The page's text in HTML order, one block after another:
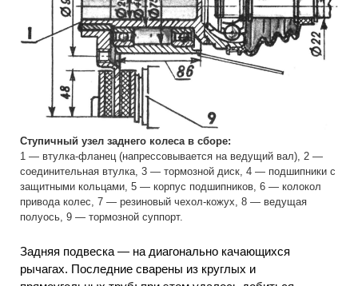
Ступичный узел заднего колеса в сборе:
1 — втулка-фланец (напрессовывается на ведущий вал), 2 —
соединительная втулка, 3 — тормозной диск, 4 — подшипники с
защитными кольцами, 5 — корпус подшипников, 6 — колокол
привода колес, 7 — резиновый чехол-кожух, 8 — ведущая
полуось, 9 — тормозной суппорт.
Задняя подвеска — на диагонально качающихся
рычагах. Последние сварены из круглых и